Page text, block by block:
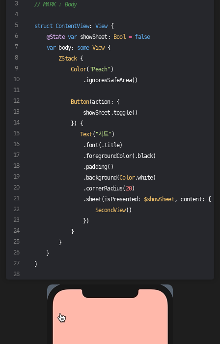
// MARK : Body
struct ContentView: View {
@State var showSheet: Bool = false
var body: some View {
ZStack {
Color( "Peach" )
                .ignoresSafeArea()
Button(action: {
                showSheet.toggle()
            }) {
Text ( "시트" )
                .font(.title)
                .foregroundColor(.black)
                .padding()
                .background(
Color.white)
                .cornerRadius(
20)
                .sheet(isPresented:
$showSheet, content: {
SecondView()
                })
            }
        }
    }
}
// MARK : PrieView
struct
ContentView_Previews: PreviewProvider {
static